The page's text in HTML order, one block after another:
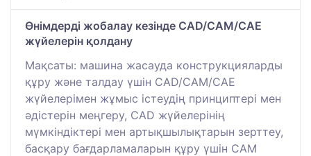
Өнімдерді жобалау кезінде CАD/CAM/CAE
жүйелерін қолдану
Мақсаты: машина жасауда конструкцияларды
құру және талдау үшін CAD/CAM/CAE
жүйелерімен жұмыс істеудің принциптері мен
әдістерін меңгеру, CAD жүйелерінің
мүмкіндіктері мен артықшылықтарын зерттеу,
басқару бағдарламаларын құру үшін CAM